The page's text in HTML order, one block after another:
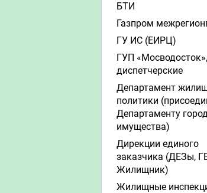
БТИ
Газпром
ГУ ИС (ЕИРЦ)
ГУП «Мосводосток»,
диспетчерские
Департамент
политики
Департаменту
имущества)
Дирекции единого
заказчика (ДЕЗы,
Жилищник)
Жилищные